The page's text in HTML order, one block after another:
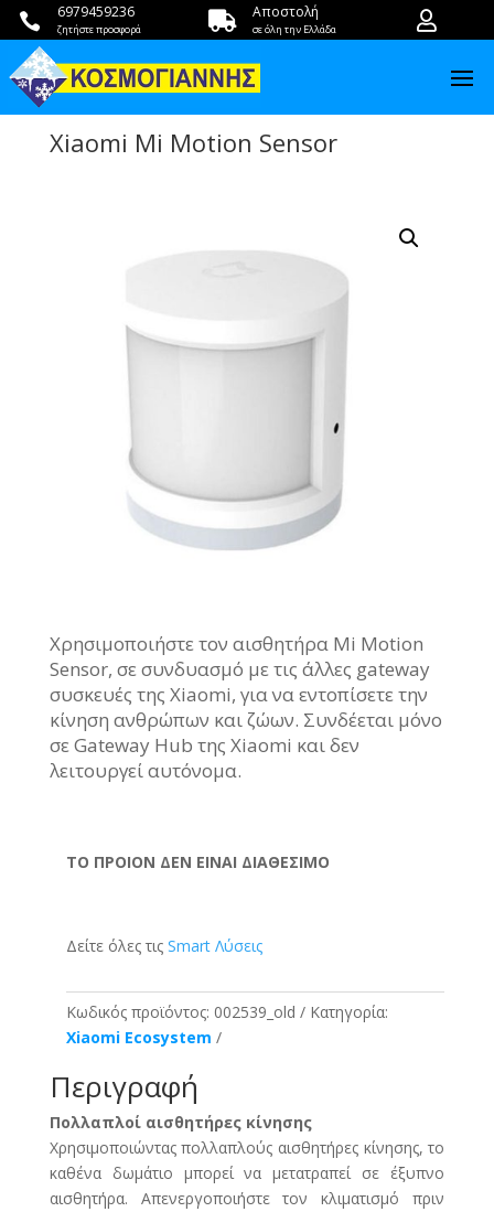
 6979459236
ζητήστε προσφορά  Αποστολή
σε όλη την Ελλάδα 
Xiaomi Mi Motion Sensor
Χρησιμοποιήστε τον αισθητήρα Mi Motion
Sensor, σε συνδυασμό με τις άλλες gateway
συσκευές της Xiaomi, για να εντοπίσετε την
κίνηση ανθρώπων και ζώων. Συνδέεται μόνο
σε Gateway Hub της Xiaomi και δεν
λειτουργεί αυτόνομα.
ΤΟ ΠΡΟΙΟΝ ΔΕΝ ΕΙΝΑΙ ΔΙΑΘΕΣΙΜΟ
Δείτε όλες τις Smart Λύσεις
Κωδικός προϊόντος: 002539_old
Κατηγορία:
Xiaomi Ecosystem
Περιγραφή
Πολλαπλοί αισθητήρες κίνησης
Χρησιμοποιώντας πολλαπλούς αισθητήρες κίνησης, το
καθένα δωμάτιο μπορεί να μετατραπεί σε έξυπνο
αισθητήρα. Απενεργοποιήστε τον κλιματισμό πριν